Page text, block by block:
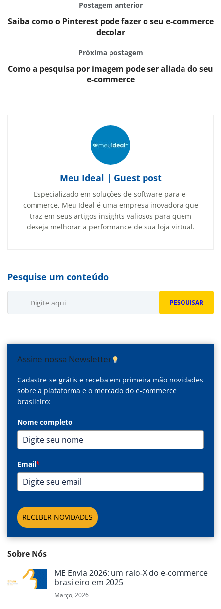
Postagem anterior
Saiba como o Pinterest pode fazer o seu e-commerce
decolar
Próxima postagem
Como a pesquisa por imagem pode ser aliada do seu
e-commerce
Meu Ideal | Guest post
Especializado em soluções de software para e-
commerce, Meu Ideal é uma empresa inovadora que
traz em seus artigos insights valiosos para quem
deseja melhorar a performance de sua loja virtual.
Pesquise um conteúdo
PESQUISAR
Assine nossa Newsletter
Cadastre-se grátis e receba em primeira mão novidades
sobre a plataforma e o mercado do e-commerce
brasileiro:
Nome completo
Email*
RECEBER NOVIDADES
Sobre Nós
ME Envia 2026: um raio‑X do e‑commerce
brasileiro em 2025
Março, 2026